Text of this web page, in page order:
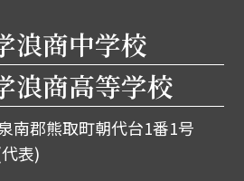
浪商中学校
浪商高等学校
南郡熊取町朝代台1番1号
表)